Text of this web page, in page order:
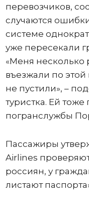
перевозчиков,
случаются
системе
уже пересекали
«Меня несколько
въезжали по этой
не пустили», –
туристка. Ей
погранслужбы
Пассажиры
Airlines
россиян, у
листают